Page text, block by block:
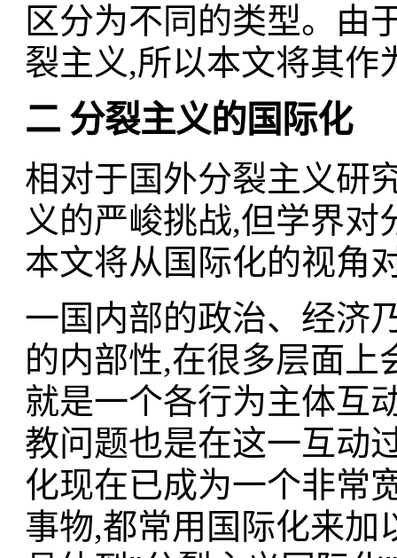
区分为不同的类型。由
裂主义,所以本文将其作
二 分裂主义的国际化
相对于国外分裂主义研
义的严峻挑战,但学界
本文将从国际化的视角
一国内部的政治、经济
的内部性,在很多层面上
就是一个各行为主体互
教问题也是在这一互动
化现在已成为一个非常
事物,都常用国际化来加